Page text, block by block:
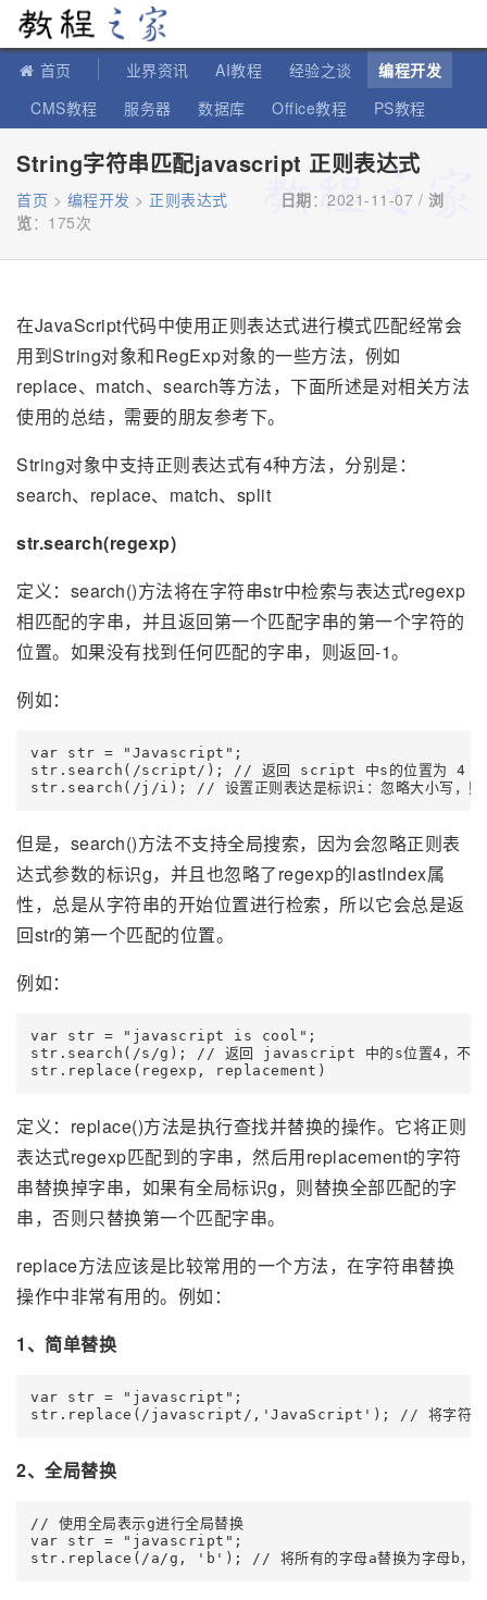
首页 业界资讯 AI教程 经验之谈
编程开发
CMS教程
服务器 数据库 Office教程
PS教程
String字符串匹配javascript 正则表达式
首页 > 编程开发 > 正则表达式 日期：2021-11-07 / 浏
览： 175次
在JavaScript代码中使用正则表达式进行模式匹配经常会
用到String对象和RegExp对象的一些方法，例如
replace、match、search等方法，下面所述是对相关方法
使用的总结，需要的朋友参考下。
String对象中支持正则表达式有4种方法，分别是：
search、replace、match、split
str.search(regexp)
定义：search()方法将在字符串str中检索与表达式regexp
相匹配的字串，并且返回第一个匹配字串的第一个字符的
位置。如果没有找到任何匹配的字串，则返回-1。
例如：
var str = "Javascript";
str.search(/script/); // 返回 script 中s的位置为 4
str.search(/j/i); // 设置正则表达是标识i：忽略大小写，则匹
但是，search()方法不支持全局搜索，因为会忽略正则表
达式参数的标识g，并且也忽略了regexp的lastIndex属
性，总是从字符串的开始位置进行检索，所以它会总是返
回str的第一个匹配的位置。
例如：
var str = "javascript is cool";
str.search(/s/g); // 返回 javascript 中的s位置4，不会
str.replace(regexp, replacement)
定义：replace()方法是执行查找并替换的操作。它将正则
表达式regexp匹配到的字串，然后用replacement的字符
串替换掉字串，如果有全局标识g，则替换全部匹配的字
串，否则只替换第一个匹配字串。
replace方法应该是比较常用的一个方法，在字符串替换
操作中非常有用的。例如：
1、简单替换
var str = "javascript";
str.replace(/javascript/,'JavaScript'); // 将字符串
2、全局替换
// 使用全局表示g进行全局替换
var str = "javascript";
str.replace(/a/g, 'b'); // 将所有的字母a替换为字母b，